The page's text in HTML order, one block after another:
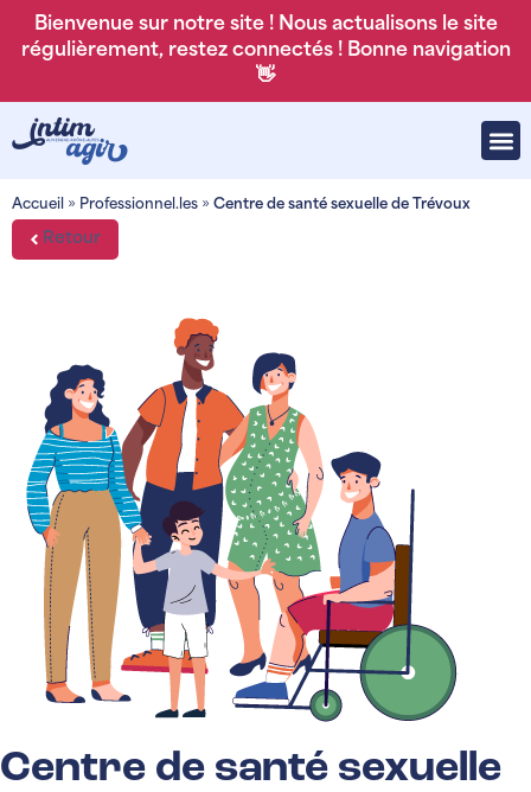
Bienvenue sur notre site ! Nous actualisons le site
régulièrement, restez connectés ! Bonne navigation
👋
Accueil » Professionnel.les » Centre de santé sexuelle de Trévoux
Retour
Centre de santé sexuelle